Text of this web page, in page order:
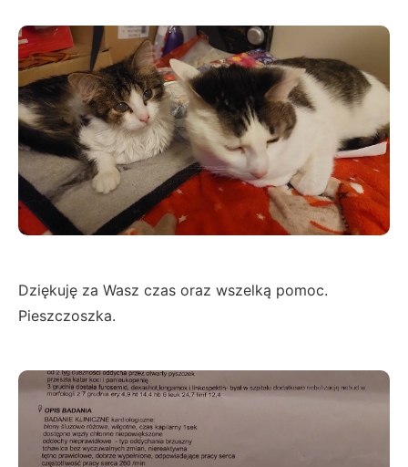
Dziękuję za Wasz czas oraz wszelką pomoc.
Pieszczoszka.